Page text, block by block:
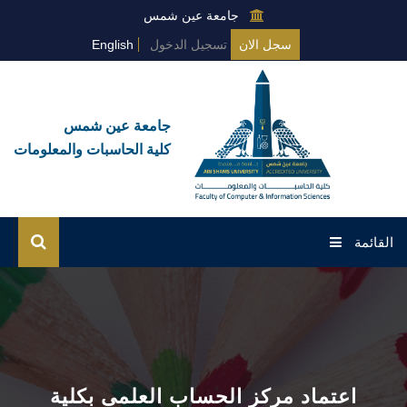
جامعة عين شمس
سجل الان
تسجيل الدخول English
جامعة عين شمس
كلية الحاسبات والمعلومات
القائمة
الرئيسية
البرامج العامة
اعتماد مركز الحساب العلمى بكلية